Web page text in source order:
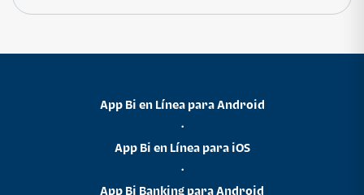
App Bi en Línea para Android
•
App Bi en Línea para iOS
•
App Bi Banking para Android